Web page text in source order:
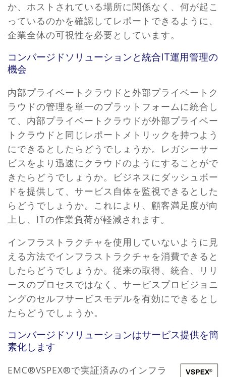
か、ホストされている場所に関係なく、何が起こ
っているのかを確認してレポートできるように、
企業全体の可視性を必要としています。
コンバージドソリューションと統合IT運用管理の
機会
内部プライベートクラウドと外部プライベートク
ラウドの管理を単一のプラットフォームに統合し
て、内部プライベートクラウドが外部プライベー
トクラウドと同じレポートメトリックを持つよう
にできるとしたらどうでしょうか。レガシーサー
ビスをより迅速にクラウドのようにすることがで
きたらどうでしょうか。ビジネスにダッシュボー
ドを提供して、サービス自体を監視できるとした
らどうでしょうか。これにより、顧客満足度が向
上し、ITの作業負荷が軽減されます。
インフラストラクチャを使用していないように見
える方法でインフラストラクチャを消費できると
したらどうでしょうか。従来の取得、統合、リリ
ースのプロセスではなく、サービスプロビジョニ
ングのセルフサービスモデルを有効にできるとし
たらどうでしょうか。
コンバージドソリューションはサービス提供を簡
素化します
EMC®VSPEX®で実証済みのインフラ